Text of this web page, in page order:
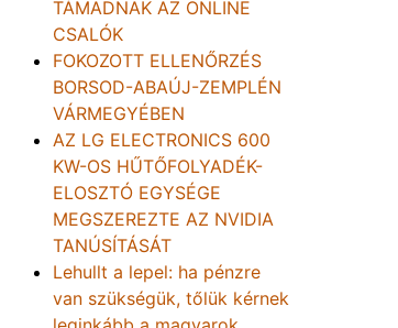
TÁMADNAK AZ ONLINE
CSALÓK
FOKOZOTT ELLENŐRZÉS
BORSOD-ABAÚJ-ZEMPLÉN
VÁRMEGYÉBEN
AZ LG ELECTRONICS 600
KW-OS HŰTŐFOLYADÉK-
ELOSZTÓ EGYSÉGE
MEGSZEREZTE AZ NVIDIA
TANÚSÍTÁSÁT
Lehullt a lepel: ha pénzre
van szükségük, tőlük kérnek